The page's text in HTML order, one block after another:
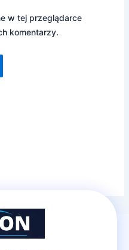
w tej przeglądarce
komentarzy.